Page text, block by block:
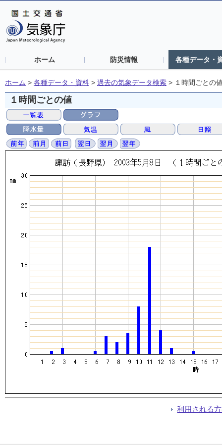
ホーム 防災情報 各種データ・
ホーム > 各種データ・資料 > 過去の気象データ検索 > １時間ごとの
１時間ごとの値
利用される